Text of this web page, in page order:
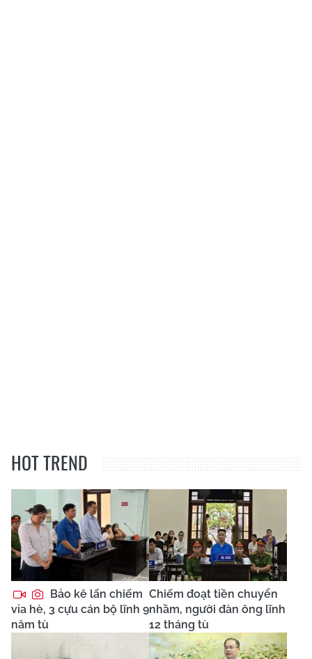
HOT TREND
Bảo kê lấn chiếm
vỉa hè, 3 cựu cán bộ lĩnh 9
năm tù
Chiếm đoạt tiền chuyển
nhầm, người đàn ông lĩnh
12 tháng tù